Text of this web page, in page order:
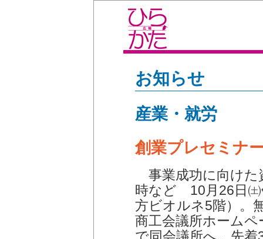
お知らせ
産業・就労
創業プレセミナ
事業成功に向けた
時など 10月26日㈯
方ビオルネ5階）
商工会議所ホーム